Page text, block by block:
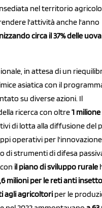
nel territorio
l'attività anche l'anno
circa il 37% delle
in attesa di un
asiatica con il
su diverse azioni. Il
ricerca con oltre1 milione
di lotta alla diffusione del
operativi per
di strumenti di difesa
il piano di sviluppo rurale
milioni per le reti anti
agli agricoltori per le